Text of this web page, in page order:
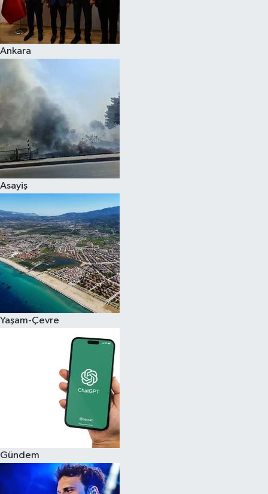
Ankara
Asayiş
Yaşam-Çevre
Gündem
Spor
Çocuk
Eğitim
Hava Durumu
Kim kimdir?
Kültür Sanat
Sağlık
Siyaset
Teknoloji
Televizyon
Yaşam-Çevre